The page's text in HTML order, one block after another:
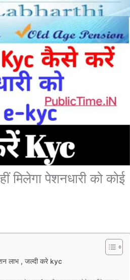
पेशनधारी को कोई
लाभ , जल्दी करे kyc